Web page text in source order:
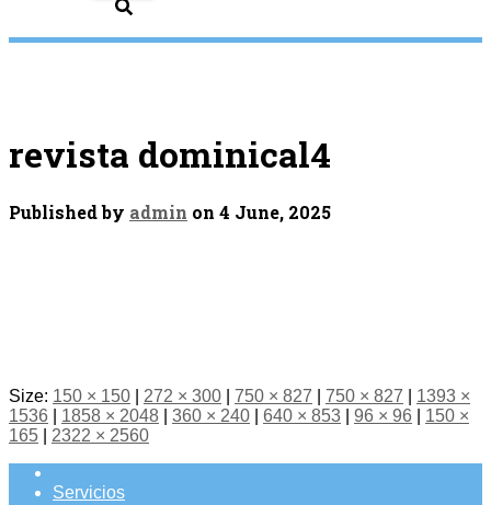
revista dominical4
Published by admin on 4 June, 2025
Size: 150 × 150 272 × 300 750 × 827 750 × 827
1393 ×
1536
1858 × 2048 360 × 240 640 × 853 96 × 96
150 ×
165
2322 × 2560
Servicios